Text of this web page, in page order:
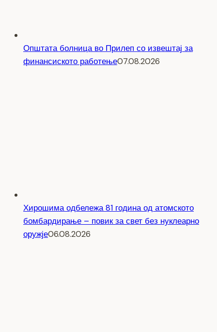
Општата болница во Прилеп со извештај за
финансиското работење07.08.2026
Хирошима одбележа 81 година од атомското
бомбардирање – повик за свет без нуклеарно
оружје06.08.2026